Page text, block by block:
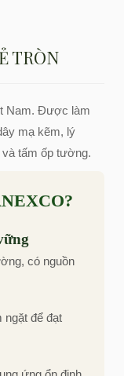
TRÒN
Nam. Được làm
mạ kẽm, lý
tấm ốp tường.
có nguồn
ngặt để đạt